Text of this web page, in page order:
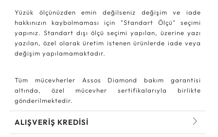
Yüzük ölçünüzden emin değilseniz değişim ve iade
hakkınızın kaybolmaması için "Standart Ölçü" seçimi
yapınız. Standart dışı ölçü seçimi yapılan, üzerine yazı
yazılan, özel olarak üretim istenen ürünlerde iade veya
değişim yapılamamaktadır.
Tüm mücevherler Assos Diamond bakım garantisi
altında, özel mücevher sertifikalarıyla birlikte
gönderilmektedir.
ALIŞVERİŞ KREDİSİ